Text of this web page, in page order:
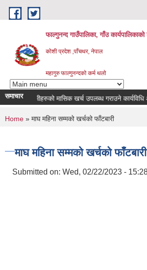
Skip to main content
फाल्गुनन्द गाउँपालिका, गाँउ कार्यपालिकाको
कोशी प्रदेश ,पाँचथर, नेपाल
महागुरु फाल्गुनन्दको कर्म थलो
समाचारविरामीहरुको मासिक खर्च उपलब्ध गराउने कार्यविधि
You are here
Home » माघ महिना सम्मको खर्चको फाँटबारी
माघ महिना सम्मको खर्चको फाँटबारी
Submitted on: Wed, 02/22/2023 -